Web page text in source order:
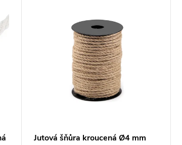
Jutová šňůra kroucená Ø4 mm